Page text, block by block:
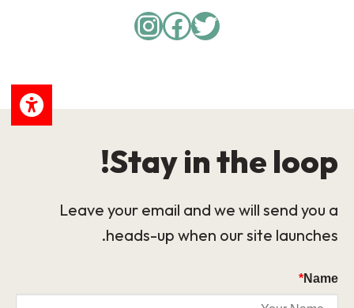
Twitter
Facebook
Instagram
Stay in the loop!
Leave your email and we will send you a
heads-up when our site launches.
Name
*